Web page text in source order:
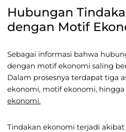
Hubungan
dengan Motif
Sebagai informasi bahwa
dengan motif ekonomi saling
Dalam prosesnya terdapat tiga
ekonomi, motif ekonomi, hingga
ekonomi.
Tindakan ekonomi terjadi